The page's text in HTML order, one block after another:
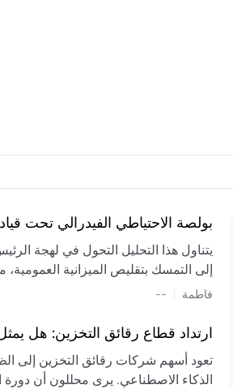
بولصة الاحتياطي الفيدرالي تحت
يتناول هذا التحليل التحول في لهجة
إلى التمسك بتقليص الميزانية
المستمر، والعجز المالي الكبير،
وتجنب التدابير الاستفزازية التي قد
فاطمة --
ارتداد قطاع رقائق التخزين: هل
تعود أسهم شركات رقائق التخزين إلى
الذكاء الاصطناعي. يرى محللون أن دورة